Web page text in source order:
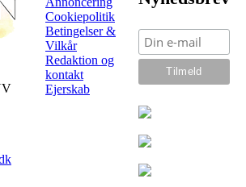
Cookiepolitik
Betingelser &
Vilkår
Redaktion og
kontakt
Ejerskab